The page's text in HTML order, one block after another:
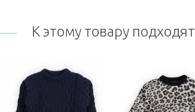
К этому товару подходят